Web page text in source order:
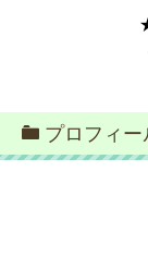
プロフィー